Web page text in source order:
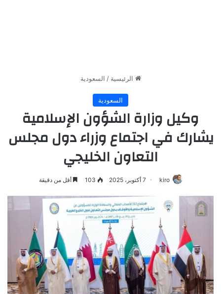
الرئيسية / السعودية
السعودية
وكيل وزارة الشؤون الإسلامية
يشارك في اجتماع وزراء دول مجلس
التعاون الخليجي
kiro 7 أكتوبر، 2025 103 أقل من دقيقة